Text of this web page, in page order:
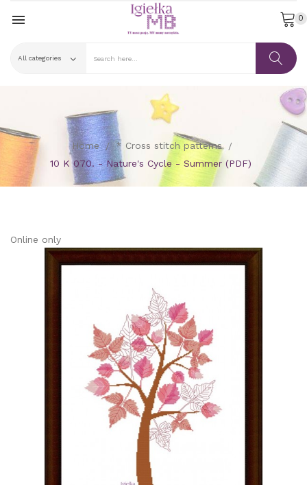
 0
Home
* Cross stitch patterns
10 K 070. - Nature's Cycle - Summer (PDF)
Online only